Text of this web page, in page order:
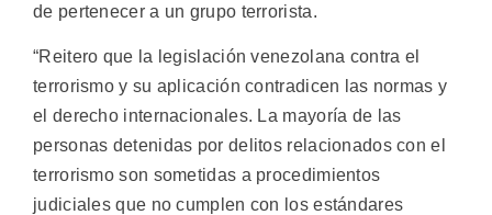
de pertenecer a un grupo terrorista.
“Reitero que la legislación venezolana contra el
terrorismo y su aplicación contradicen las normas y
el derecho internacionales. La mayoría de las
personas detenidas por delitos relacionados con el
terrorismo son sometidas a procedimientos
judiciales que no cumplen con los estándares